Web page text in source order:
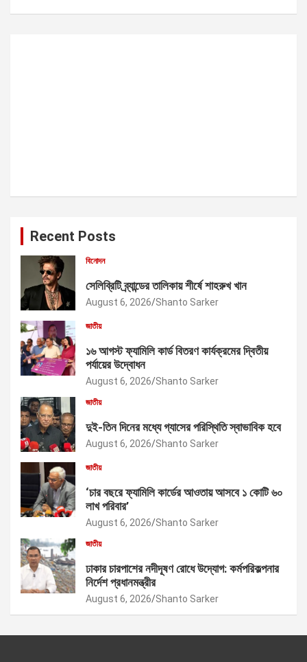
Recent Posts
বিনোদন
সেলিব্রিটি ব্র্যান্ডের তালিকায় শীর্ষে শাহরুখ খান
August 6, 2026 Shanto Sarker
জাতীয়
১৬ আগস্ট ফ্যামিলি কার্ড বিতরণ কার্যক্রমের দ্বিতীয়
পর্যায়ের উদ্বোধন
August 6, 2026 Shanto Sarker
জাতীয়
দুই-তিন দিনের মধ্যে গ্যাসের পরিস্থিতি স্বাভাবিক হবে
August 6, 2026 Shanto Sarker
জাতীয়
‘চার বছরে ফ্যামিলি কার্ডের আওতায় আসবে ১ কোটি ৬০
লাখ পরিবার’
August 6, 2026 Shanto Sarker
জাতীয়
ঢাকার চারপাশের নদীদূষণ রোধে উদ্যোগ: কর্মপরিকল্পনার
নির্দেশ প্রধানমন্ত্রীর
August 6, 2026 Shanto Sarker